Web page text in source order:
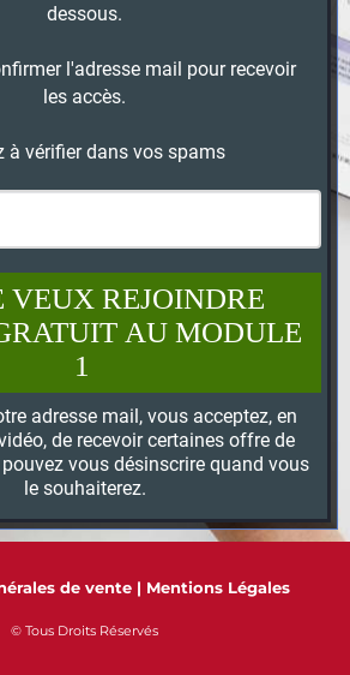
dessous.
l'adresse mail pour recevoir
les accès.
à vérifier dans vos spams
VEUX REJOINDRE
AU MODULE
1
adresse mail, vous acceptez, en
de recevoir certaines offre de
vous désinscrire quand vous
le souhaiterez.
de vente| Mentions Légales
© Tous Droits Réservés